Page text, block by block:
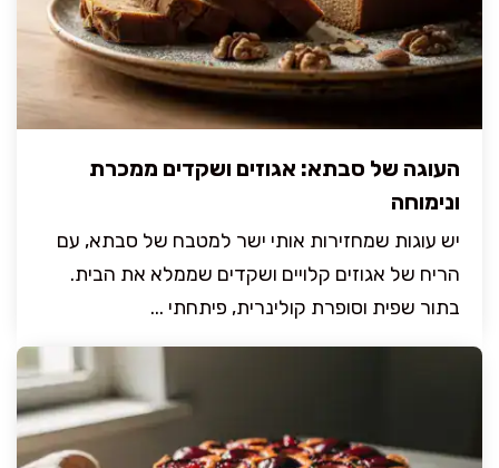
העוגה של סבתא: אגוזים ושקדים ממכרת
ונימוחה
יש עוגות שמחזירות אותי ישר למטבח של סבתא, עם
הריח של אגוזים קלויים ושקדים שממלא את הבית.
בתור שפית וסופרת קולינרית, פיתחתי ...